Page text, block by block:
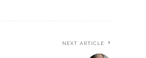
NEXT ARTICLE